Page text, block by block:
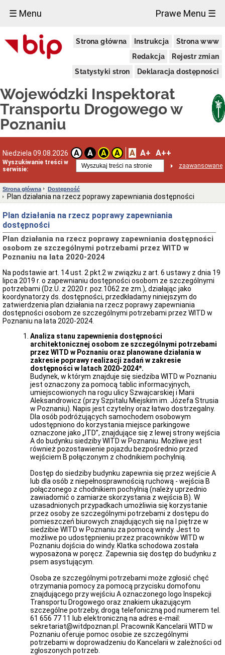
☰ Menu Prawe Menu ☰
Strona główna Instrukcja
Strona www
Redakcja
Rejestr zmian
Statystyki stron
Deklaracja dostępności
Wojewódzki Inspektorat
Transportu Drogowego w
Poznaniu
Niedziela 09.08.2026 A A A A A A+ A++
Wyszukiwanie treści w
serwisie:
zaawansowane
Wojewódzki
Inspektorat
Transportu
Status
prawny
Opis
zadań
urzędu
Organizacja
działalności
i
kompetencje
Kontrola
w
siedzibie
Uprawnienia
Inspektorów
Sposoby
przyjmowania
i
spraw
Stan
spraw
Dokumentacja
przebiegu
i
kontroli
wystąpienia,
stanowiska,
podmiotów
przeprowadzających
Rejestry,
ewidencje
archiwa
Sprawozdania
Ochrona
osobowych
rozpoznać
Inspektora
Pojazdy
Legitymacja
służbowa
Odznaka
służbowa
Dostępność
Zapewnianie
dostępności
osobom
szczególnymi
potrzebami
Strona główna Dostępność
Plan działania na rzecz poprawy zapewniania dostępności
Plan działania na rzecz poprawy zapewniania
dostępności
Plan działania na rzecz poprawy zapewniania dostępności
osobom ze szczególnymi potrzebami przez WITD w
Poznaniu na lata 2020-2024
Na podstawie art. 14 ust. 2 pkt.2 w związku z art. 6 ustawy z dnia 19
lipca 2019 r. o zapewnianiu dostępności osobom ze szczególnymi
potrzebami (Dz.U. z 2020 r. poz.1062 ze zm.), działając jako
koordynatorzy ds. dostępności, przedkładamy niniejszym do
zatwierdzenia plan działania na rzecz poprawy zapewniania
dostępności osobom ze szczególnymi potrzebami przez WITD w
Poznaniu na lata 2020-2024.
Analiza stanu zapewnienia dostępności
architektonicznej osobom ze szczególnymi potrzebami
przez WITD w Poznaniu oraz planowane działania w
zakresie poprawy realizacji zadań w zakresie
dostępności w latach 2020-2024*.
Budynek, w którym znajduje się siedziba WITD w Poznaniu
jest oznaczony za pomocą tablic informacyjnych,
umiejscowionych na rogu ulicy Szwajcarskiej i Marii
Aleksandrowicz (przy Szpitalu Miejskim im. Józefa Strusia
w Poznaniu). Napis jest czytelny oraz łatwo dostrzegalny.
Dla osób podróżujących samochodem osobowym
udostępniono do korzystania miejsce parkingowe
oznaczone jako „ITD”, znajdujące się z lewej strony wejścia
A do budynku siedziby WITD w Poznaniu. Możliwe jest
również pozostawienie pojazdu bezpośrednio przed
wejściem B połączonym z chodnikiem pochylnią.
Dostęp do siedziby budynku zapewnia się przez wejście A
lub dla osób z niepełnosprawnością ruchową - wejścia B
połączonego z chodnikiem pochylnią (należy uprzednio
zawiadomić o zamiarze skorzystania z wejścia B). W
uzasadnionych przypadkach umożliwia się korzystanie
przez osoby ze szczególnymi potrzebami z dostępu do
pomieszczeń biurowych znajdujących się na I piętrze w
siedzibie WITD w Poznaniu za pomocą windy. Jest to
możliwe po udostępnieniu przez pracowników WITD w
Poznaniu dojścia do windy. Klatka schodowa została
wyposażona w poręcz. Zapewnia się dostęp do budynku z
psem asystującym.
Osoba ze szczególnymi potrzebami może zgłosić chęć
otrzymania pomocy za pomocą przycisku domofonu
znajdującego przy wejściu A oznaczonego logo Inspekcji
Transportu Drogowego oraz znakiem ukazującym
szczególne potrzeby, drogą telefoniczną pod numerem tel.
61 656 77 11 lub elektroniczną na adres e-mail:
sekretariat@witdpoznan.pl. Pracownik Kancelarii WITD w
Poznaniu oferuje pomoc osobie ze szczególnymi
potrzebami w doprowadzeniu do Kancelarii w zależności od
zgłoszonych potrzeb.
×